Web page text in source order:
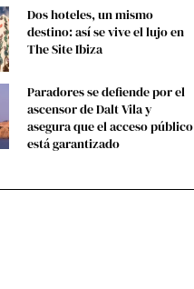
Dos hoteles, un mismo
destino: así se vive el lujo en
The Site Ibiza
Paradores se defiende por el
ascensor de Dalt Vila y
asegura que el acceso público
está garantizado